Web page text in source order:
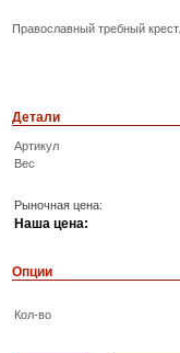
Православный требный
Детали
Артикул
Вес
Рыночная цена:
Наша цена:
Опции
Кол-во